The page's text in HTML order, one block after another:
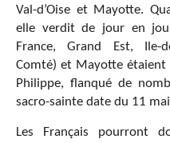
Val-d’Oise et Mayotte.
elle verdit de jour en
France, Grand Est, Ile-
Comté) et Mayotte étaient
Philippe, flanqué de
sacro-sainte date du 11
Les Français pourront